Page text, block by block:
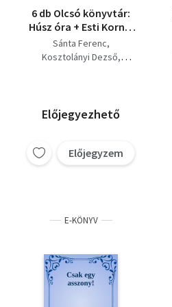
6 db Olcsó könyvtár:
Húsz óra + Esti Kornél
+ Erdély aranykora +
Tyúkleves +
Sánta Ferenc
Kosztolányi Dezső
Előjegyezhető
Előjegyzem
E-KÖNYV